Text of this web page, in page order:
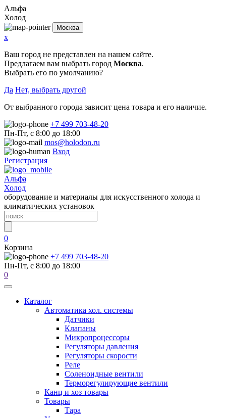
Альфа
Холод
Москва
x
Ваш город не представлен на нашем сайте.
Предлагаем вам выбрать город Москва.
Выбрать его по умолчанию?
Да Нет, выбрать другой
От выбранного города зависит цена товара и его наличие.
+7 499 703-48-20
Пн-Пт, с 8:00 до 18:00
mos@holodon.ru
Вход
Регистрация
Альфа
Холод
оборудование и материалы для искусственного холода и
климатических установок
0
Корзина
+7 499 703-48-20
Пн-Пт, с 8:00 до 18:00
0
Каталог
Автоматика хол. системы
Датчики
Клапаны
Микропроцессоры
Регуляторы давления
Регуляторы скорости
Реле
Соленоидные вентили
Терморегулирующие вентили
Канц и хоз товары
Товары
Тара